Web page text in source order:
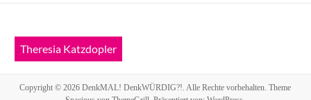
Theresia Katzdopler
Copyright © 2026DenkMAL! DenkWÜRDIG?!. Alle Rechte vorbehalten. Theme